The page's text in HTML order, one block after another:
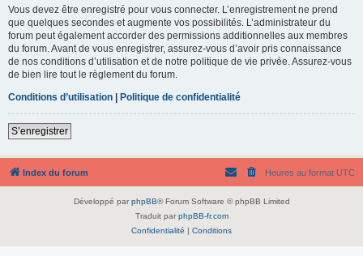
Vous devez être enregistré pour vous connecter. L’enregistrement ne prend
que quelques secondes et augmente vos possibilités. L’administrateur du
forum peut également accorder des permissions additionnelles aux membres
du forum. Avant de vous enregistrer, assurez-vous d’avoir pris connaissance
de nos conditions d’utilisation et de notre politique de vie privée. Assurez-vous
de bien lire tout le règlement du forum.
Conditions d’utilisation | Politique de confidentialité
S’enregistrer
Index du forum Heures au format UTC
Développé par phpBB® Forum Software © phpBB Limited
Traduit par phpBB-fr.com
Confidentialité | Conditions